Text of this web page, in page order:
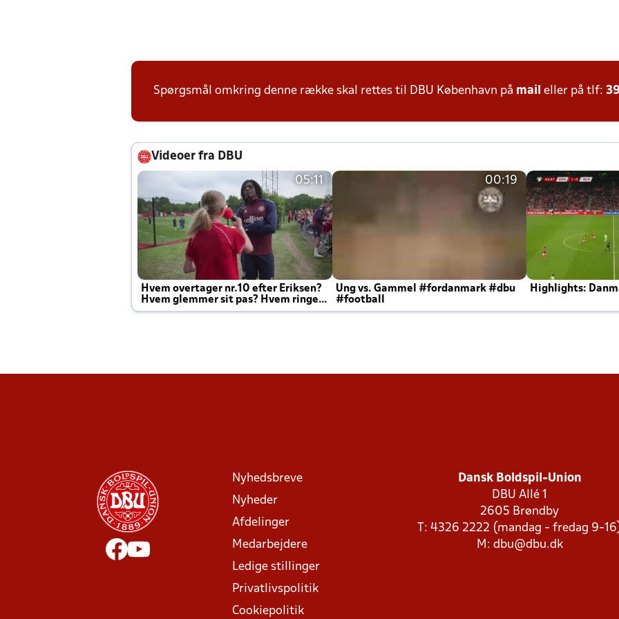
Spørgsmål omkring denne række skal rettes til DBU København på mail eller på tlf:
Videoer fra DBU
05:11
Hvem overtager nr.10 efter Eriksen?
Hvem glemmer sit pas? Hvem ringer
Joachim altid til efter kampe?
00:19
Ung vs. Gammel #fordanmark #dbu
#football
Highlights:
Nyhedsbreve
Nyheder
Afdelinger
Medarbejdere
Ledige stillinger
Privatlivspolitik
Cookiepolitik
Dansk Boldspil-Union
DBU Allé 1
2605 Brøndby
T: 4326 2222 (mandag - fredag 9-
M: dbu@dbu.dk